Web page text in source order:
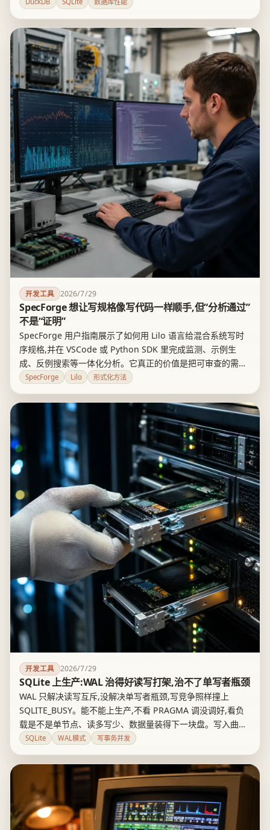
ClickHouse的证据。
开发工具 2026/7/29
SpecForge 想让写规格像写代码一样顺手,但“分析通过”
不是“证明”
SpecForge 用户指南展示了如何用 Lilo 语言给混合系统写时
序规格,并在 VSCode 或 Python SDK 里完成监测、示例生
成、反例搜索等一体化分析。它真正的价值是把可审查的需求
嵌进了日常开发流程,但监测、示例生成和反例搜索都不等于完
SpecForge Lilo 形式化方法
开发工具 2026/7/29
SQLite 上生产:WAL 治得好读写打架,治不了单写者瓶颈
WAL 只解决读写互斥,没解决单写者瓶颈,写竞争照样撞上
SQLITE_BUSY。能不能上生产,不看 PRAGMA 调没调好,看负
载是不是单节点、读多写少、数据量装得下一块盘。写入曲线
的变化,才是该不该迁移到 client-server 数据库的真正信号。
SQLite WAL模式 写事务并发